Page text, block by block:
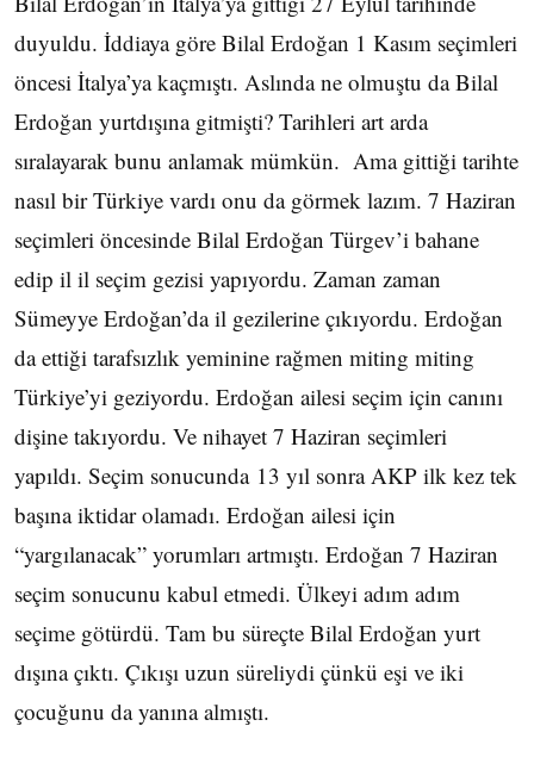
duyuldu. İddiaya göre Bilal Erdoğan 1 Kasım seçimleri
öncesi İtalya’ya kaçmıştı. Aslında ne olmuştu da Bilal
Erdoğan yurtdışına gitmişti? Tarihleri art arda
sıralayarak bunu anlamak mümkün. Ama gittiği tarihte
nasıl bir Türkiye vardı onu da görmek lazım. 7 Haziran
seçimleri öncesinde Bilal Erdoğan Türgev’i bahane
edip il il seçim gezisi yapıyordu. Zaman zaman
Sümeyye Erdoğan’da il gezilerine çıkıyordu. Erdoğan
da ettiği tarafsızlık yeminine rağmen miting miting
Türkiye’yi geziyordu. Erdoğan ailesi seçim için canını
dişine takıyordu. Ve nihayet 7 Haziran seçimleri
yapıldı. Seçim sonucunda 13 yıl sonra AKP ilk kez tek
başına iktidar olamadı. Erdoğan ailesi için
“yargılanacak” yorumları artmıştı. Erdoğan 7 Haziran
seçim sonucunu kabul etmedi. Ülkeyi adım adım
seçime götürdü. Tam bu süreçte Bilal Erdoğan yurt
dışına çıktı. Çıkışı uzun süreliydi çünkü eşi ve iki
çocuğunu da yanına almıştı.